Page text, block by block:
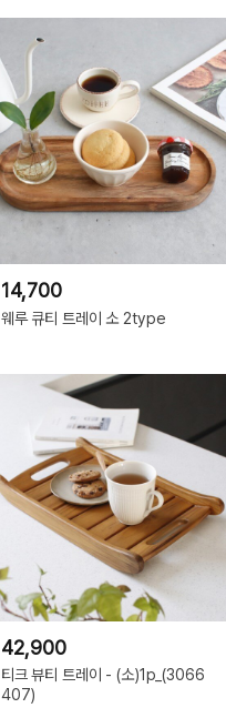
14,700
웨루 큐티 트레이 소 2type
42,900
티크 뷰티 트레이 - (소)1p_(3066
407)